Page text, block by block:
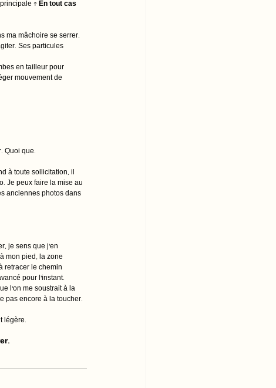
? En tout cas
ma mâchoire se serrer.
Ses particules
en tailleur pour
mouvement de
Quoi que.
à toute sollicitation, il
Je peux faire la mise au
anciennes photos dans
je sens que j’en
mon pied, la zone
retracer le chemin
pour l’instant.
l’on me soustrait à la
pas encore à la toucher.
légère.